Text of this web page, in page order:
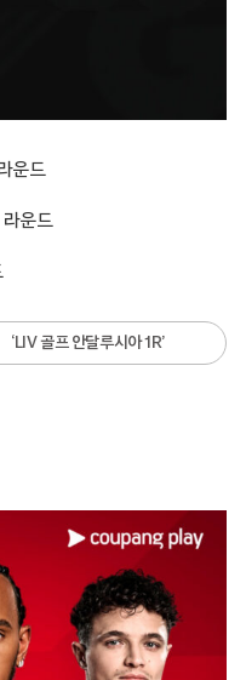
운드
운드
‘LIV 골프 안달루시아 1R’